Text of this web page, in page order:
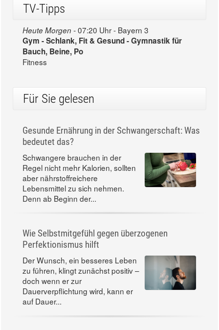
TV-Tipps
Heute Morgen -07:20 Uhr - Bayern 3
Gym - Schlank, Fit & Gesund - Gymnastik für
Bauch, Beine, Po
Fitness
Für Sie gelesen
Gesunde Ernährung in der Schwangerschaft: Was
bedeutet das?
Schwangere brauchen in der
Regel nicht mehr Kalorien, sollten
aber nährstoffreichere
Lebensmittel zu sich nehmen.
Denn ab Beginn der...
Wie Selbstmitgefühl gegen überzogenen
Perfektionismus hilft
Der Wunsch, ein besseres Leben
zu führen, klingt zunächst positiv –
doch wenn er zur
Dauerverpflichtung wird, kann er
auf Dauer...